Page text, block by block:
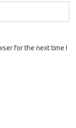
for the next time I